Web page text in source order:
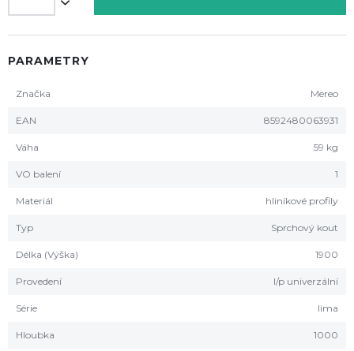
PARAMETRY
Značka Mereo
EAN 8592480063931
Váha 59 kg
VO balení 1
Materiál hliníkové profily
Typ Sprchový kout
Délka (Výška) 1900
Provedení l/p univerzální
Série lima
Hloubka 1000